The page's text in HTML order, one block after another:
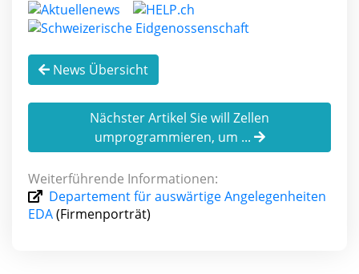
News Übersicht
Nächster Artikel Sie will Zellen
umprogrammieren, um ...
Weiterführende Informationen:
Departement für auswärtige Angelegenheiten
EDA(Firmenporträt)